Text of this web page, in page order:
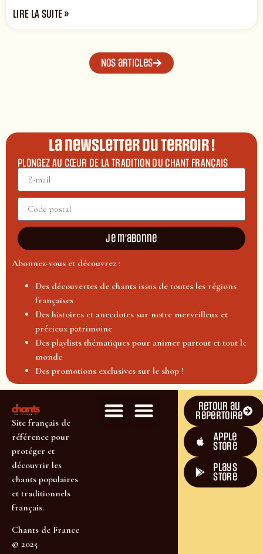
LIRE LA SUITE »
Nos articles
La newsletter du terroir !
PLONGEZ AU CŒUR DE LA TRADITION DU CHANT FRANÇAIS
Je m'abonne
Abonnez-vous et découvrez :
Des découvertes de chants issus de toutes les régions
françaises
Des histoires et anecdotes sur notre merveilleux et
précieux patrimoine
Des playlists thématiques pour animer partout et tout le
monde
Des promotions exclusives sur le shop !
Site français de
référence pour
protéger et
découvrir les
chants populaires
et traditionnels
français.
Chants de France
© 2025
Retour au
répertoire
Apple
Store
plays
store